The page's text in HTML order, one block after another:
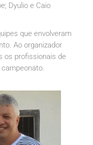
Dyulio e Caio
que envolveram
Ao organizador
os profissionais de